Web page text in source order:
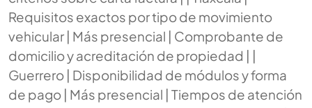
Requisitos exactos por tipo de movimiento
vehicular | Más presencial | Comprobante de
domicilio y acreditación de propiedad | |
Guerrero | Disponibilidad de módulos y forma
de pago | Más presencial | Tiempos de atención